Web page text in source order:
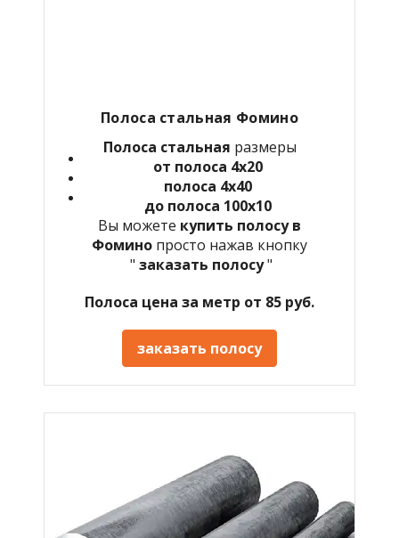
Полоса стальная Фомино
Полоса стальная размеры
от полоса 4х20
полоса 4х40
до полоса 100х10
Вы можете купить полосу в
Фомино просто нажав кнопку
" заказать полосу"
Полоса цена за метр от 85 руб.
заказать полосу